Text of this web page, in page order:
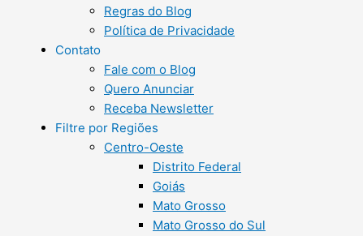
Regras do Blog
Política de Privacidade
Contato
Fale com o Blog
Quero Anunciar
Receba Newsletter
Filtre por Regiões
Centro-Oeste
Distrito Federal
Goiás
Mato Grosso
Mato Grosso do Sul